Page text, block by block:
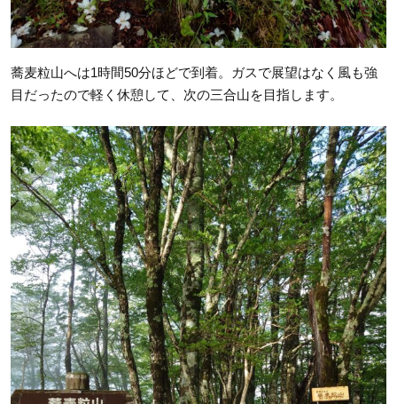
蕎麦粒山へは1時間50分ほどで到着。ガスで展望はなく風も強
目だったので軽く休憩して、次の三合山を目指します。